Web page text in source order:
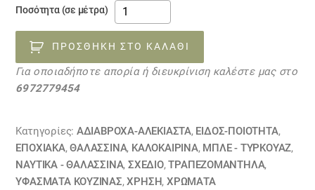
Ποσότητα (σε μέτρα)
ΑΔΙΑΒΡΟΧΟ
ΚΟΡΑΛΙΑ
17092332
ποσότητα
ΠΡΟΣΘΉΚΗ ΣΤΟ ΚΑΛΆΘΙ
Για οποιαδήποτε απορία ή διευκρίνιση καλέστε μας στο
6972779454
Κατηγορίες: ΑΔΙΆΒΡΟΧΑ-ΑΛΈΚΙΑΣΤΑ, ΕΙΔΟΣ-ΠΟΙΟΤΗΤΑ,
ΕΠΟΧΙΑΚΑ,ΘΑΛΑΣΣΙΝΆ, ΚΑΛΟΚΑΙΡΙΝΑ, ΜΠΛΕ - ΤΥΡΚΟΥΑΖ,
ΝΑΥΤΙΚΆ - ΘΑΛΑΣΣΙΝΆ, ΣΧΕΔΙΟ,ΤΡΑΠΕΖΟΜΆΝΤΗΛΑ,
ΥΦΆΣΜΑΤΑ ΚΟΥΖΊΝΑΣ,ΧΡΗΣΗ, ΧΡΏΜΑΤΑ